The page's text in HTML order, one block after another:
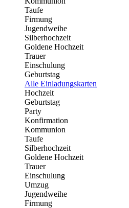
Taufe
Firmung
Jugendweihe
Silberhochzeit
Goldene Hochzeit
Trauer
Einschulung
Geburtstag
Alle Einladungskarten
Hochzeit
Geburtstag
Party
Konfirmation
Kommunion
Taufe
Silberhochzeit
Goldene Hochzeit
Trauer
Einschulung
Umzug
Jugendweihe
Firmung